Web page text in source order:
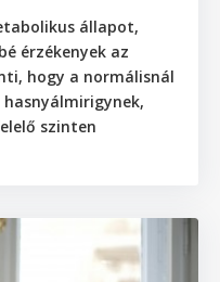
állapot,
érzékenyek az
hogy a normálisnál
szinten